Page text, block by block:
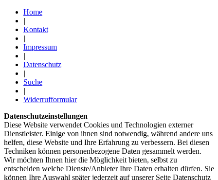
Home
|
Kontakt
|
Impressum
|
Datenschutz
|
Suche
|
Widerrufformular
Datenschutzeinstellungen
Diese Website verwendet Cookies und Technologien externer
Dienstleister. Einige von ihnen sind notwendig, während andere uns
helfen, diese Website und Ihre Erfahrung zu verbessern. Bei diesen
Techniken können personenbezogene Daten gesammelt werden.
Wir möchten Ihnen hier die Möglichkeit bieten, selbst zu
entscheiden welche Dienste/­Anbieter Ihre Daten erhalten dürfen. Sie
können Ihre Auswahl später jederzeit auf unserer Seite Datenschutz